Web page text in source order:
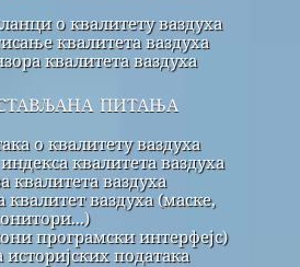
о квалитету ваздуха
квалитета ваздуха
квалитета ваздуха
питања
о квалитету ваздуха
квалитета ваздуха
квалитета ваздуха
квалитет ваздуха (маске,
програмски интерфејс)
података